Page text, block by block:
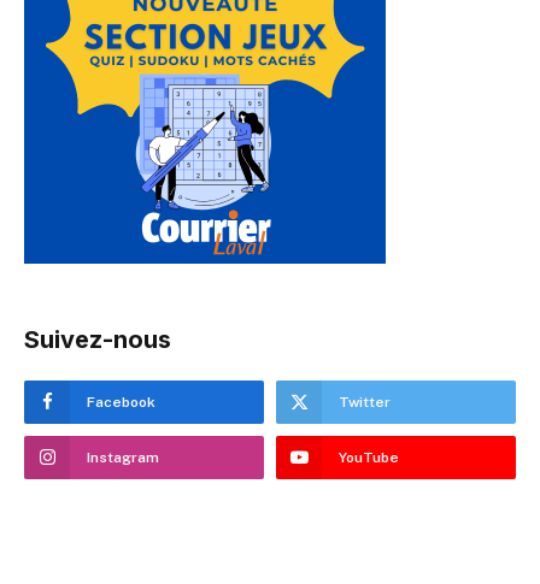
Suivez-nous
Facebook Twitter
Instagram YouTube